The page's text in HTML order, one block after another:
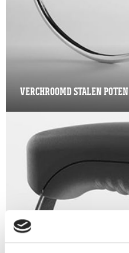
VERCHROOMD STALEN POTEN